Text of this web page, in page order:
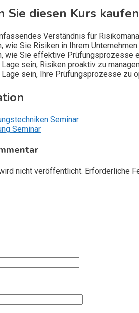
Sie diesen Kurs
Verständnis für
wie Sie Risiken in Ihrem
wie Sie effektive Prüfungsprozesse
sein, Risiken proaktiv zu
sein, Ihre Prüfungsprozesse zu
Seminar
Seminar
nicht veröffentlicht. Erforderliche